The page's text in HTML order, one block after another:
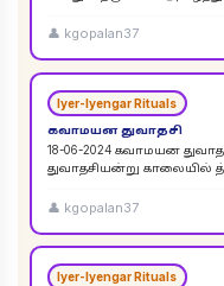
👤 kgopalan37
Iyer-Iyengar Rituals
கவாமயன துவாதசி
18-06-2024 கவாமயன துவாதசி. ஜ்யேஷ்ட மாத சுக்ல
துவாதசியன்று காலையில்
👤 kgopalan37
Iyer-Iyengar Rituals